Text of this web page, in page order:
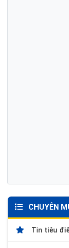
CHUYÊN
Tin tiêu